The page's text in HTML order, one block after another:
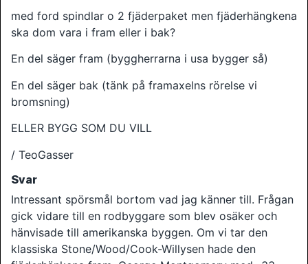
med ford spindlar o 2 fjäderpaket men fjäderhängkena
ska dom vara i fram eller i bak?
En del säger fram (byggherrarna i usa bygger så)
En del säger bak (tänk på framaxelns rörelse vi
bromsning)
ELLER BYGG SOM DU VILL
/ TeoGasser
Svar
Intressant spörsmål bortom vad jag känner till. Frågan
gick vidare till en rodbyggare som blev osäker och
hänvisade till amerikanska byggen. Om vi tar den
klassiska Stone/Wood/Cook-Willysen hade den